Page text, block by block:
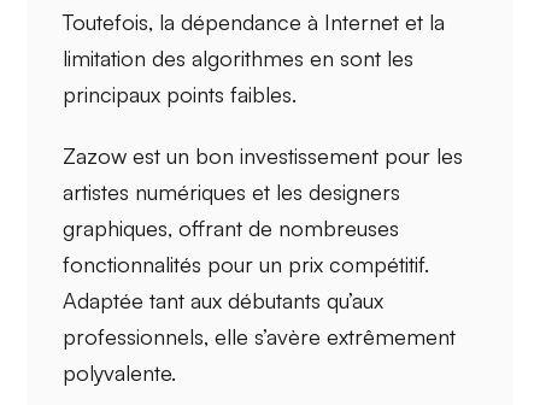
Toutefois, ladépendance à Internet et la
limitation des algorithmes en sont les
principaux points faibles.
Zazow est un bon investissement pour les
artistes numériques et lesdesigners
graphiques, offrant de nombreuses
fonctionnalités pour un prix compétitif.
Adaptée tant auxdébutants qu’aux
professionnels, elle s’avère extrêmement
polyvalente.